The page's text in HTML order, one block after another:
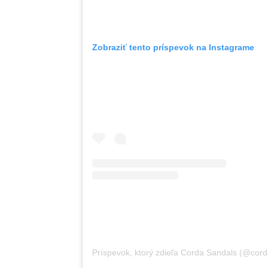
Zobraziť tento príspevok na Instagrame
Príspevok, ktorý zdieľa Corda Sandals